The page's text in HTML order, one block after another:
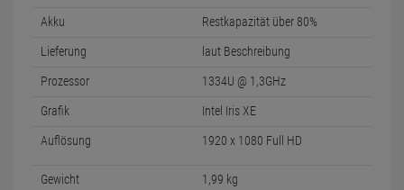
Akku Restkapazität über 80%
Lieferung laut Beschreibung
Prozessor 1334U @ 1,3GHz
Grafik Intel Iris XE
Auflösung 1920 x 1080 Full HD
Gewicht 1,99 kg